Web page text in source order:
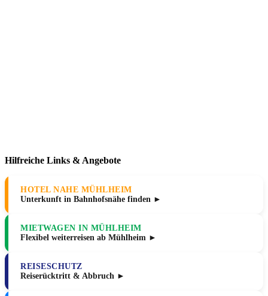
Hilfreiche Links & Angebote
HOTEL NAHE MÜHLHEIM
Unterkunft in Bahnhofsnähe finden ►
MIETWAGEN IN MÜHLHEIM
Flexibel weiterreisen ab Mühlheim ►
REISESCHUTZ
Reiserücktritt & Abbruch ►